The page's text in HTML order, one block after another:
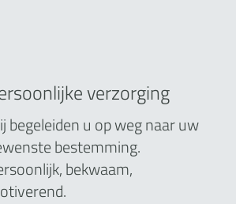
verzorging
begeleiden u op weg naar uw
bestemming.
bekwaam,